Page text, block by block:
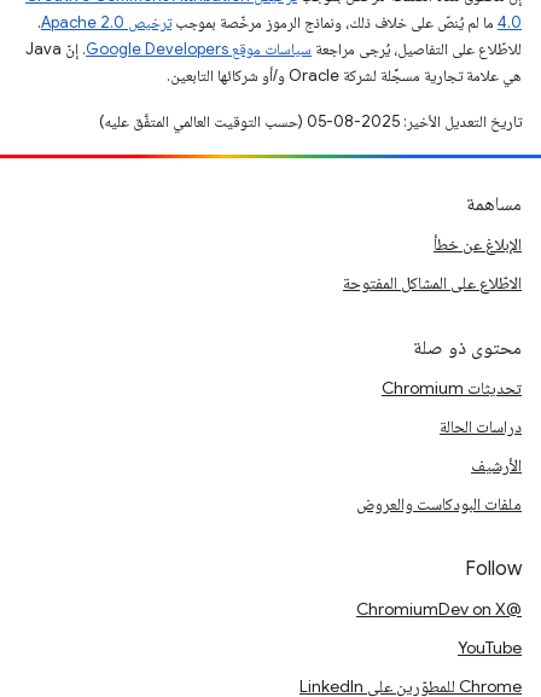
4.0‏ ما لم يُنصّ على خلاف ذلك، ونماذج الرموز مرخّصة بموجبترخيص Apache 2.0‏
.
للاطّلاع على التفاصيل، يُرجى مراجعة سياسات موقع Google Developers‏
. إنّ Java
هي علامة تجارية مسجَّلة لشركة Oracle و/أو شركائها التابعين.
تاريخ التعديل الأخير: 2025-08-05 (حسب التوقيت العالمي المتفَّق عليه)
مساهمة
الإبلاغ عن خطأ
الاطّلاع على المشاكل المفتوحة
محتوى ذو صلة
تحديثات Chromium
دراسات الحالة
الأرشيف
ملفات البودكاست والعروض
Follow
@ChromiumDev on X
YouTube
Chrome للمطوّرين على LinkedIn